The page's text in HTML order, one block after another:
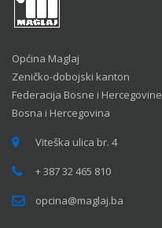
Općina Maglaj
Zeničko-dobojski kanton
Federacija Bosne i Hercegovine
Bosna i Hercegovina
Viteška ulica br. 4
+ 387 32 465 810
opcina@maglaj.ba